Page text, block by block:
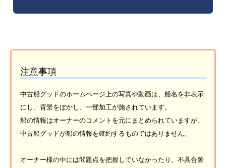
注意事項
中古船グッドのホームページ上の写真や動画は、船名を非表示
にし、背景をぼかし、一部加工が施されています。
船の情報はオーナーのコメントを元にまとめられていますが、
中古船グッドが船の情報を確約するものではありません。
オーナー様の中には問題点を把握していなかったり、不具合箇